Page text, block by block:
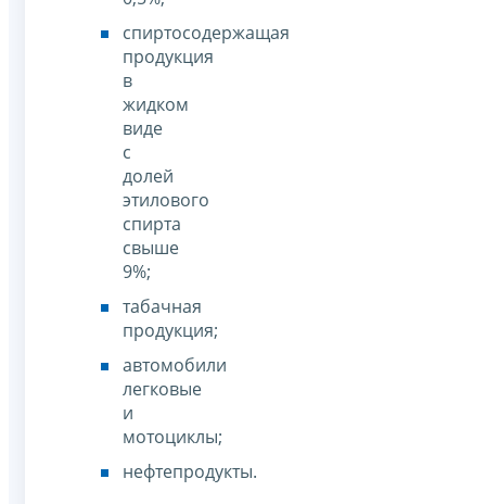
спиртосодержащая
продукция
в
жидком
виде
с
долей
этилового
спирта
свыше
9%;
табачная
продукция;
автомобили
легковые
и
мотоциклы;
нефтепродукты.